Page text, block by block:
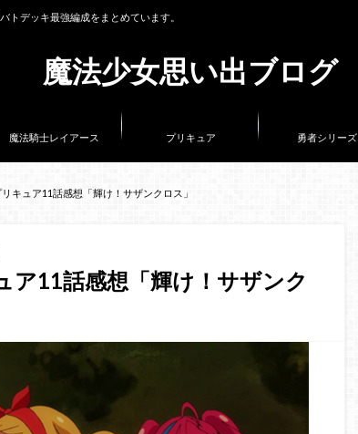
魔法少女思い出ブログ
トデッキ最強編成をまとめています。
魔法騎士レイアース プリキュア 勇者シリーズ
キュア11話感想「輝け！サザンクロス」
11話感想「輝け！サザンク